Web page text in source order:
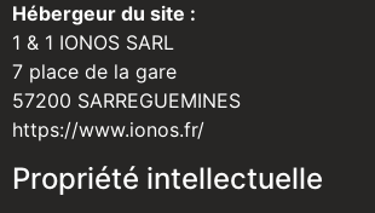
Hébergeur du site :
1 & 1 IONOS SARL
7 place de la gare
57200 SARREGUEMINES
https://www.ionos.fr/
Propriété intellectuelle